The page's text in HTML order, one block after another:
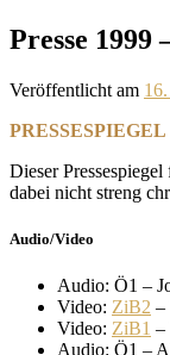
Presse 1999
Veröffentlicht am
PRESSESPIEGEL
Dieser
dabei nicht streng
Audio/Video
Audio: Ö1 –
Video: ZiB2 –
Video: ZiB1 –
Audio: Ö1 –